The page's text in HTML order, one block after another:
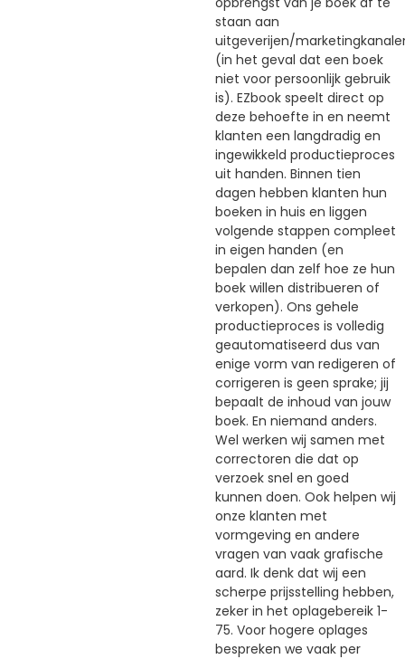
staan aan
uitgeverijen/
(in het geval dat een boek
niet voor persoonlijk gebruik
is). EZbook speelt direct op
deze behoefte in en neemt
klanten een langdradig en
ingewikkeld productieproces
uit handen. Binnen tien
dagen hebben klanten hun
boeken in huis en liggen
volgende stappen compleet
in eigen handen (en
bepalen dan zelf hoe ze hun
boek willen distribueren of
verkopen). Ons gehele
productieproces is volledig
geautomatiseerd dus van
enige vorm van redigeren of
corrigeren is geen sprake; jij
bepaalt de inhoud van jouw
boek. En niemand anders.
Wel werken wij samen met
correctoren die dat op
verzoek snel en goed
kunnen doen. Ook helpen wij
onze klanten met
vormgeving en andere
vragen van vaak grafische
aard. Ik denk dat wij een
scherpe prijsstelling hebben,
zeker in het oplagebereik 1-
75. Voor hogere oplages
bespreken we vaak per